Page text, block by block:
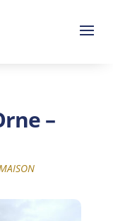
–